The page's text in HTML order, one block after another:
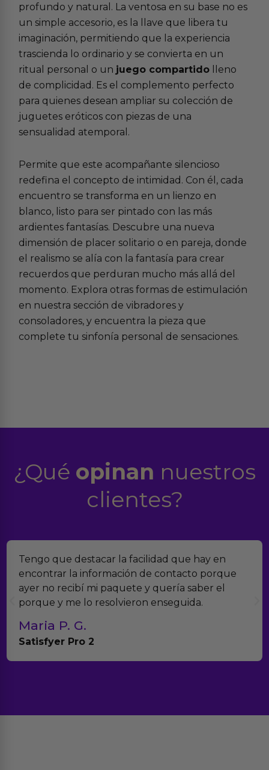
profundo y natural. La ventosa en su base no es
un simple accesorio, es la llave que libera tu
imaginación, permitiendo que la experiencia
trascienda lo ordinario y se convierta en un
ritual personal o un juego compartido lleno
de complicidad. Es el complemento perfecto
para quienes desean ampliar su colección de
juguetes eróticos con piezas de una
sensualidad atemporal.
Permite que este acompañante silencioso
redefina el concepto de intimidad. Con él, cada
encuentro se transforma en un lienzo en
blanco, listo para ser pintado con las más
ardientes fantasías. Descubre una nueva
dimensión de placer solitario o en pareja, donde
el realismo se alía con la fantasía para crear
recuerdos que perduran mucho más allá del
momento. Explora otras formas de estimulación
en nuestra sección devibradores y
consoladores, y encuentra la pieza que
complete tu sinfonía personal de sensaciones.
¿Qué opinan nuestros
clientes?
que hay en
de contacto porque
y quería saber el
enseguida.
Encontramos Erotiks a
verdad es que nos han
muchísimos productos y
con el seguimiento del